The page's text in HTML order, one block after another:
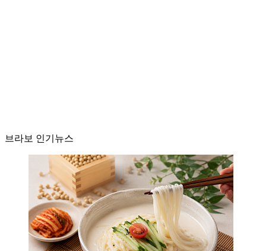
브라보 인기뉴스